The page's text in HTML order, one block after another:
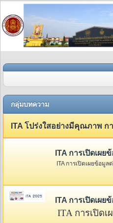
กลุ่มบทความ
ITA การเปิดเผ
ITA การเปิดเผยข้อมู
ITA การเปิดเผยข้อ